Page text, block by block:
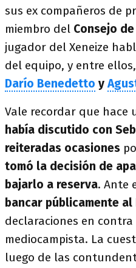
sus ex compañeros de
miembro del Consejo
jugador del Xeneize
del equipo, y entre
Darío Benedetto y
Vale recordar que hace
había discutido con
reiteradas ocasiones
tomó la decisión de
bajarlo a reserva. Ante
bancar públicamente al
declaraciones en
mediocampista. La
luego de las